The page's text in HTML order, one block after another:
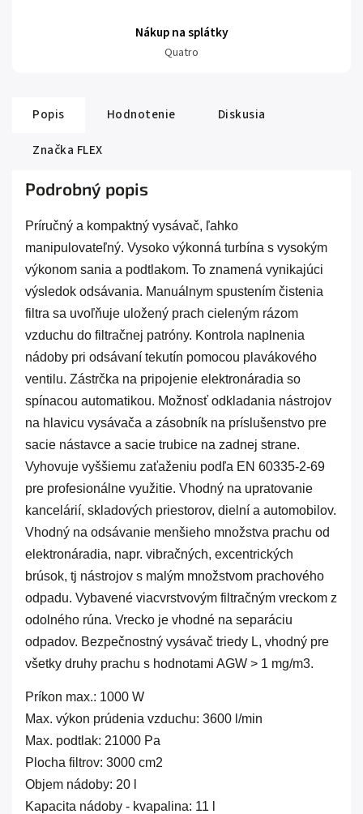
Nákup na splátky
Quatro
Popis Hodnotenie
Diskusia
Značka FLEX
Podrobný popis
Príručný a kompaktný vysávač, ľahko
manipulovateľný. Vysoko výkonná turbína s vysokým
výkonom sania a podtlakom. To znamená vynikajúci
výsledok odsávania. Manuálnym spustením čistenia
filtra sa uvoľňuje uložený prach cieleným rázom
vzduchu do filtračnej patróny. Kontrola naplnenia
nádoby pri odsávaní tekutín pomocou plavákového
ventilu. Zástrčka na pripojenie elektronáradia so
spínacou automatikou. Možnosť odkladania nástrojov
na hlavicu vysávača a zásobník na príslušenstvo pre
sacie nástavce a sacie trubice na zadnej strane.
Vyhovuje vyššiemu zaťaženiu podľa EN 60335-2-69
pre profesionálne využitie. Vhodný na upratovanie
kancelárií, skladových priestorov, dielní a automobilov.
Vhodný na odsávanie menšieho množstva prachu od
elektronáradia, napr. vibračných, excentrických
brúsok, tj nástrojov s malým množstvom prachového
odpadu. Vybavené viacvrstvovým filtračným vreckom z
odolného rúna. Vrecko je vhodné na separáciu
odpadov. Bezpečnostný vysávač triedy L, vhodný pre
všetky druhy prachu s hodnotami AGW > 1 mg/m3.
Príkon max.: 1000 W
Max. výkon prúdenia vzduchu: 3600 l/min
Max. podtlak: 21000 Pa
Plocha filtrov: 3000 cm2
Objem nádoby: 20 l
Kapacita nádoby - kvapalina: 11 l